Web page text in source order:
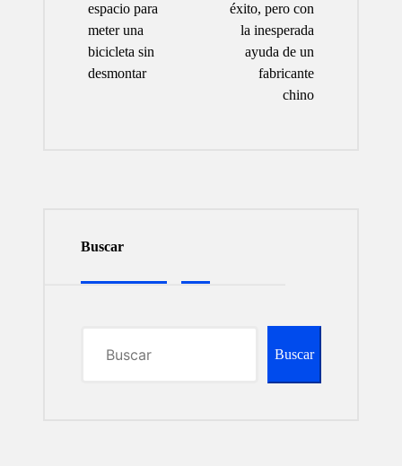
espacio para
meter una
bicicleta sin
desmontar
éxito, pero con
la inesperada
ayuda de un
fabricante
chino
Buscar
Buscar